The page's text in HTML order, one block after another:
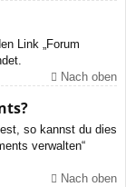
Link „Forum
Nach oben
so kannst du dies
verwalten“
Nach oben